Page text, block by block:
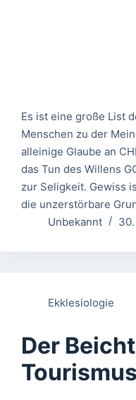
Es ist eine große List
Menschen zu der
alleinige Glaube an
das Tun des Willens
zur Seligkeit. Gewiss
die unzerstörbare
Unbekannt
Ekklesiologie
Der
Tourismus